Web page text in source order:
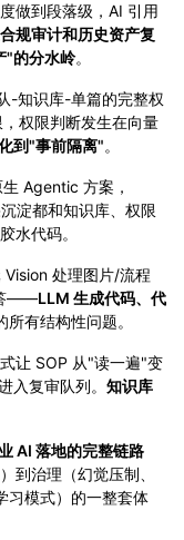
做到段落级，AI 引用
规审计和历史资产复
"的分水岭。
-知识库-单篇的完整权
权限判断发生在向量
到"事前隔离"。
Agentic 方案，
淀都和知识库、权限
水代码。
Vision 处理图片/流程
——LLM 生成代码、代
有结构性问题。
让 SOP 从"读一遍"变
入复审队列。 知识库
AI 落地的完整链路
治理（幻觉压制、
习模式）的一整套体